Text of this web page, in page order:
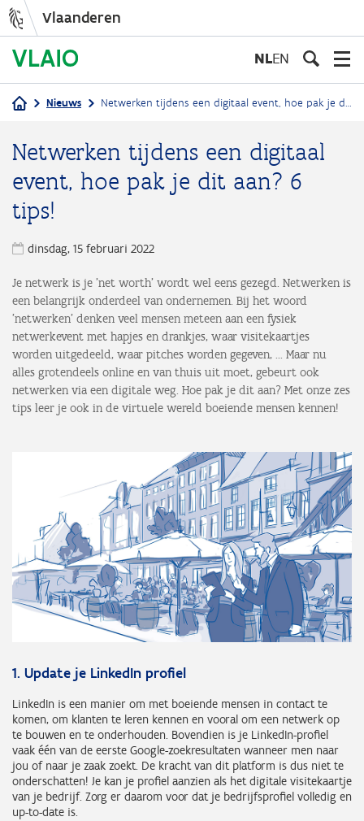
inhoud
Vlaanderen
NLEN
Nieuws Netwerken tijdens een digitaal event, hoe pak je dit aan? 6 tips!
Netwerken tijdens een digitaal
event, hoe pak je dit aan? 6
tips!
dinsdag, 15 februari 2022
Je netwerk is je 'net worth' wordt wel eens gezegd. Netwerken is
een belangrijk onderdeel van ondernemen. Bij het woord
'netwerken' denken veel mensen meteen aan een fysiek
netwerkevent met hapjes en drankjes, waar visitekaartjes
worden uitgedeeld, waar pitches worden gegeven, ... Maar nu
alles grotendeels online en van thuis uit moet, gebeurt ook
netwerken via een digitale weg. Hoe pak je dit aan? Met onze zes
tips leer je ook in de virtuele wereld boeiende mensen kennen!
1. Update je LinkedIn profiel
LinkedIn is een manier om met boeiende mensen in contact te
komen, om klanten te leren kennen en vooral om een netwerk op
te bouwen en te onderhouden. Bovendien is je LinkedIn-profiel
vaak één van de eerste Google-zoekresultaten wanneer men naar
jou of naar je zaak zoekt. De kracht van dit platform is dus niet te
onderschatten! Je kan je profiel aanzien als het digitale visitekaartje
van je bedrijf. Zorg er daarom voor dat je bedrijfsprofiel volledig en
up-to-date is.